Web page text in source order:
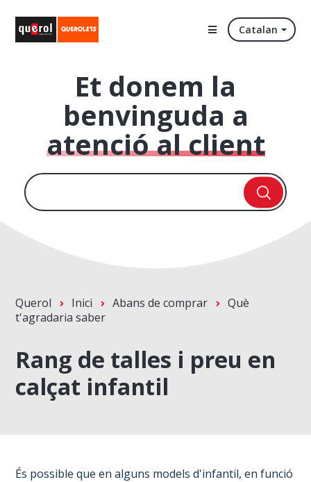
Catalan
Et donem la
benvinguda a
atenció al client
Querol Inici Abans de comprar
Què
t'agradaria saber
Rang de talles i preu en
calçat infantil
És possible que en alguns models d'infantil, en funció